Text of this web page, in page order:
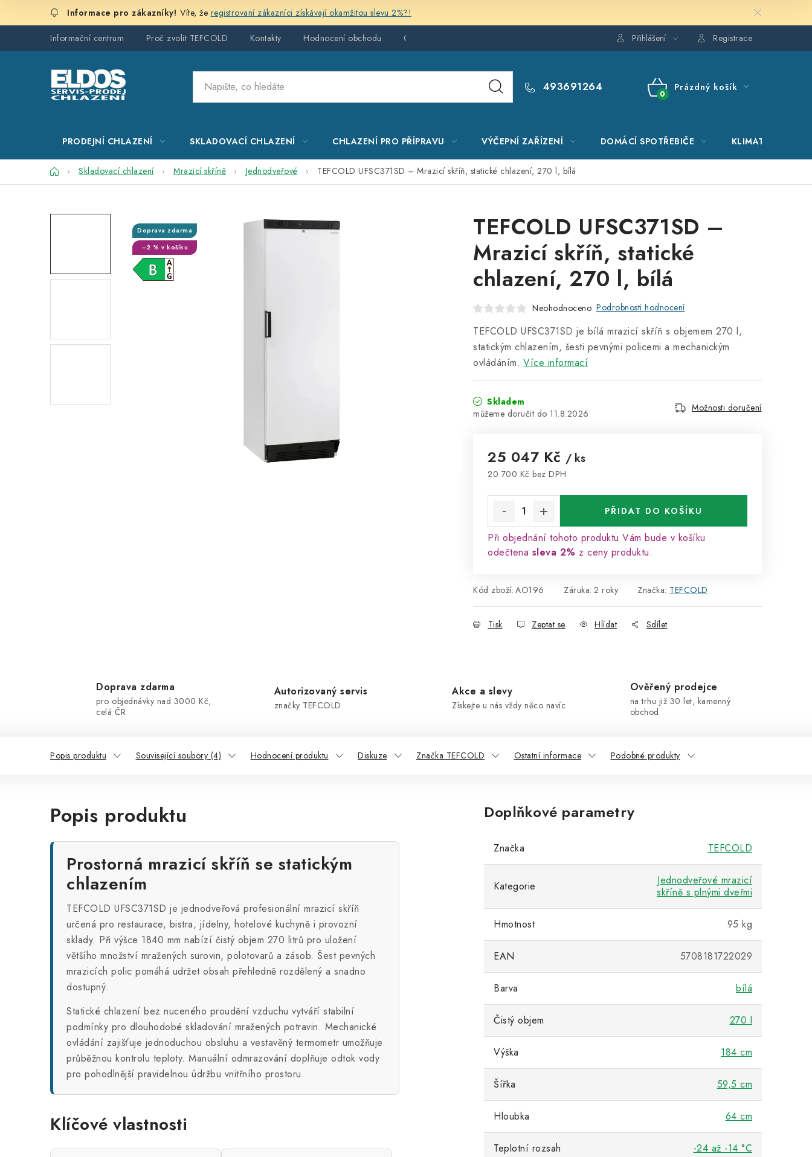
Víte, že registrovaní zákazníci získávají okamžitou slevu 2%?!
Informační centrum Proč zvolit TEFCOLD Kontakty Hodnocení obchodu Obchodní podmínky Přihlášení Registrace
493691264
NÁKUPNÍ
Prázdný košík
PRODEJNÍ CHLAZENÍ SKLADOVACÍ CHLAZENÍ CHLAZENÍ PRO PŘÍPRAVU VÝČEPNÍ ZAŘÍZENÍ DOMÁCÍ SPOTŘEBIČE KLIMATIZACE
DomůSkladovací chlazení Mrazicí skříně Jednodveřové TEFCOLD UFSC371SD – Mrazicí skříň, statické chlazení, 270 l, bílá
TEFCOLD UFSC371SD –
Mrazicí skříň, statické
chlazení, 270 l, bílá
Neohodnoceno Podrobnosti hodnocení
TEFCOLD UFSC371SD je bílá mrazicí skříň s objemem 270 l,
statickým chlazením, šesti pevnými policemi a mechanickým
ovládáním. Více informací
Skladem
11.8.2026
Možnosti doručení
25 047 Kč / ks
20 700 Kč bez DPH
PŘIDAT DO KOŠÍKU
Při objednání tohoto produktu Vám bude v košíku
odečtena sleva 2% z ceny produktu.
Kód zboží: AO196 Záruka: 2 roky Značka: TEFCOLD
Tisk Zeptat se Hlídat Sdílet
Doprava zdarma
–2 % v košíku
Doprava zdarma
pro objednávky nad 3000 Kč,
celá ČR
Autorizovaný servis
značky TEFCOLD
Akce a slevy
Získejte u nás vždy něco navíc
Ověřený prodejce
na trhu již 30 let, kamenný
obchod
Popis produktu Související soubory (4) Hodnocení produktu Diskuze Značka TEFCOLD Ostatní informace Podobné produkty
Popis produktu
Prostorná mrazicí skříň se statickým
chlazením
TEFCOLD UFSC371SD je jednodveřová profesionální mrazicí skříň
určená pro restaurace, bistra, jídelny, hotelové kuchyně i provozní
sklady. Při výšce 1840 mm nabízí čistý objem 270 litrů pro uložení
většího množství mražených surovin, polotovarů a zásob. Šest pevných
mrazicích polic pomáhá udržet obsah přehledně rozdělený a snadno
dostupný.
Statické chlazení bez nuceného proudění vzduchu vytváří stabilní
podmínky pro dlouhodobé skladování mražených potravin. Mechanické
ovládání zajišťuje jednoduchou obsluhu a vestavěný termometr umožňuje
průběžnou kontrolu teploty. Manuální odmrazování doplňuje odtok vody
pro pohodlnější pravidelnou údržbu vnitřního prostoru.
Klíčové vlastnosti
Doplňkové parametry
Značka TEFCOLD
Kategorie
Jednodveřové mrazicí
skříně s plnými dveřmi
Hmotnost 95 kg
EAN 5708181722029
Barva bílá
Čistý objem 270 l
Výška 184 cm
Šířka 59,5 cm
Hloubka 64 cm
Teplotní rozsah -24 až -14 °C